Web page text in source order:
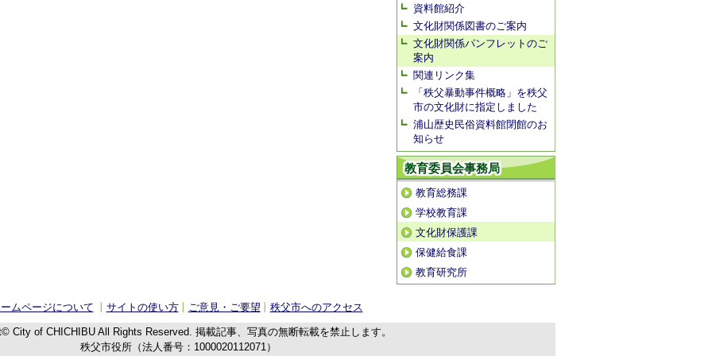
資料館紹介
文化財関係図書のご案内
文化財関係パンフレットのご
案内
関連リンク集
「秩父暴動事件概略」を秩父
市の文化財に指定しました
浦山歴史民俗資料館閉館のお
知らせ
教育委員会事務局
教育総務課
学校教育課
文化財保護課
保健給食課
教育研究所
ムページについて サイトの使い方 ご意見・ご要望 秩父市へのアクセス
City of CHICHIBU All Rights Reserved. 掲載記事、写真の無断転載を禁止します。
秩父市役所（法人番号：1000020112071）